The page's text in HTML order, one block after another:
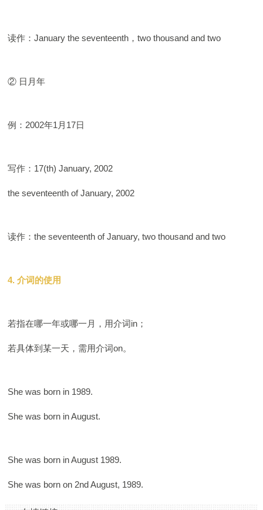
读作：January the seventeenth，two thousand and two
② 日月年
例：2002年1月17日
写作：17(th) January, 2002
the seventeenth of January, 2002
读作：the seventeenth of January, two thousand and two
4. 介词的使用
若指在哪一年或哪一月，用介词in；
若具体到某一天，需用介词on。
She was born in 1989.
She was born in August.
She was born in August 1989.
She was born on 2nd August, 1989.